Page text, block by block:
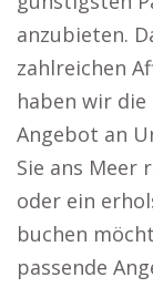
anzubieten.
zahlreichen
haben wir
Angebot an
Sie ans Meer
oder ein
buchen
passende